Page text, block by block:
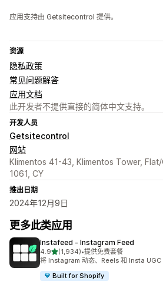
应用支持由 Getsitecontrol 提供。
资源
隐私政策
常见问题解答
应用文档
此开发者不提供直接的简体中文支持。
开发人员
Getsitecontrol
网站
Klimentos 41-43, Klimentos Tower,
1061, CY
推出日期
2024年12月9日
更多此类应用
Instafeed ‑ Instagram Feed
4.9星（满分 5 星）
(1,934)
总共 1934 条评论
•提供免费套餐
将 Instagram 动态、Reels 和 Insta UGC
Built for Shopify